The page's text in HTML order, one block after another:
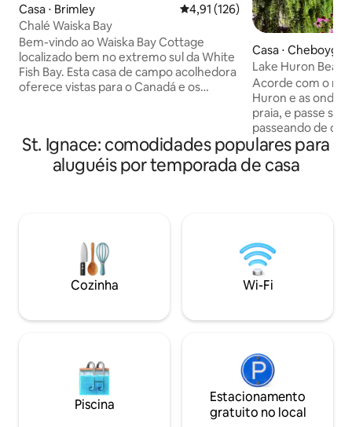
Casa ⋅ Brimley 4,91 de uma avaliação média de
4,91 (126)
Chalé Waiska Bay
Bem-vindo ao Waiska Bay Cottage
localizado bem no extremo sul da White
Fish Bay. Esta casa de campo acolhedora
oferece vistas para o Canadá e os
Esta casa está perfeitamente localizada
para usar como um acampamento base
para desfrutar de todos os grandes
vida noturna, caçar rochas, jogar golfe,
nadar, explorar, as opções são infinitas.
Casa ⋅ Cheboygan
Lake Huron
hidromassagem,
incríveis
Acorde com o
Huron e as ondas
praia, e passe
passeando de
Paz e
minutos de Mackinaw
dias ao redor de
não é apenas um
lugar lindo para
desfrutar de uma
experiência do norte. Nós
chamar.
St. Ignace: comodidades populares para
aluguéis por temporada de casa
Cozinha Wi-Fi
Piscina
Estacionamento
gratuito no local